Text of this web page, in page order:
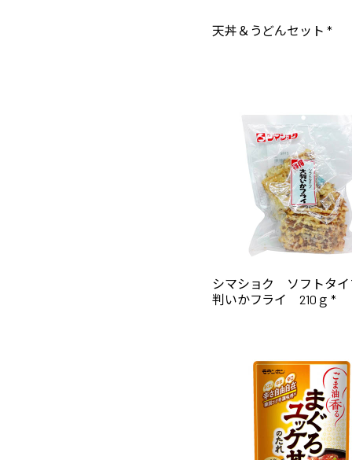
天丼＆うどんセット *
シマショク ソフトタ
判いかフライ 210ｇ *